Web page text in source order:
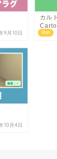
9月10日 収納
カル
10月4日